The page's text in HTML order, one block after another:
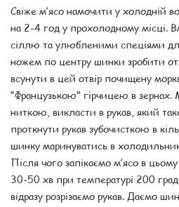
Свіже м’ясо намочити у холодній
на 2-4 год у прохолодному місці.
сіллю та улюбленими спеціями
ножем по центру шинки зробити
всунути в цей отвір почищену
“Французькою” гірчицею в зернах.
ниткою, викласти в рукав, який
проткнути рукав зубочисткою в
шинку маринуватись в
Після чого запікаємо м’ясо в
30-50 хв при температурі 200
відразу розрізаємо рукав. Даємо